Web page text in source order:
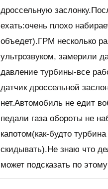
дроссельную
ехать:очень плохо
объедет).ГРМ несколько
ультрозвуком, замерили
давление турбины-все
датчик дроссельной
нет.Автомобиль не едит
педали газа обороты не
капотом(как-будто
скидывать).Не знаю что
может подсказать по